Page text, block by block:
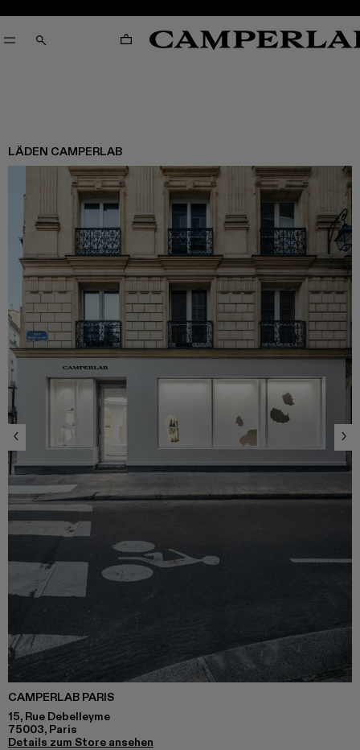
SUCHEN WARENKORB
LÄDEN CAMPERLAB
CAMPERLAB PARIS
15, Rue Debelleyme
75003, Paris
Details zum Store ansehen